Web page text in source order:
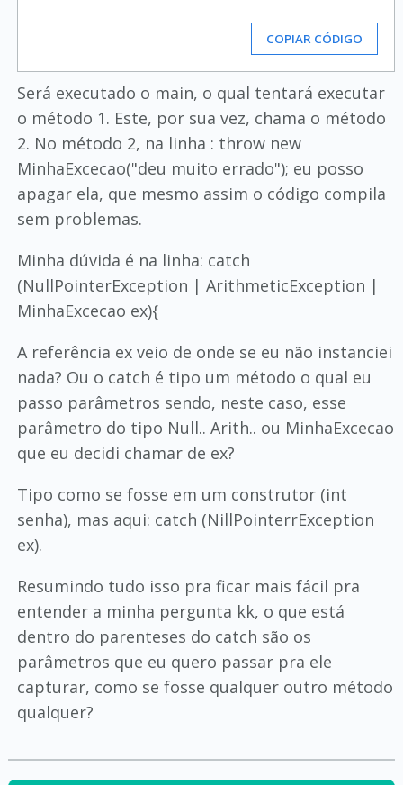
COPIAR CÓDIGO
Será executado o main, o qual tentará executar
o método 1. Este, por sua vez, chama o método
2. No método 2, na linha : throw new
MinhaExcecao("deu muito errado"); eu posso
apagar ela, que mesmo assim o código compila
sem problemas.
Minha dúvida é na linha: catch
(NullPointerException | ArithmeticException |
MinhaExcecao ex){
A referência ex veio de onde se eu não instanciei
nada? Ou o catch é tipo um método o qual eu
passo parâmetros sendo, neste caso, esse
parâmetro do tipo Null.. Arith.. ou MinhaExcecao
que eu decidi chamar de ex?
Tipo como se fosse em um construtor (int
senha), mas aqui: catch (NillPointerrException
ex).
Resumindo tudo isso pra ficar mais fácil pra
entender a minha pergunta kk, o que está
dentro do parenteses do catch são os
parâmetros que eu quero passar pra ele
capturar, como se fosse qualquer outro método
qualquer?